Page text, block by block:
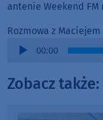
antenie Weekend FM
Rozmowa z
Audio
00:00
Zobacz także: